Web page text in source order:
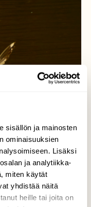
sisällön ja mainosten
ominaisuuksien
Lisäksi
ja analytiikka-
miten käytät
yhdistää näitä
heille tai joita on